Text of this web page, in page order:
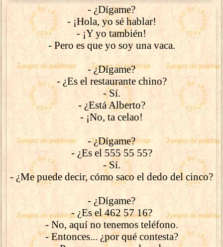
- ¿Dígame?
- ¡Hola, yo sé hablar!
- ¡Y yo también!
- Pero es que yo soy una vaca.
- ¿Dígame?
- ¿Es el restaurante chino?
- Sí.
- ¿Está Alberto?
- ¡No, ta celao!
- ¿Dígame?
- ¿Es el 555 55 55?
- Sí.
- ¿Me puede decir, cómo saco el dedo del cinco?
- ¿Dígame?
- ¿Es el 462 57 16?
- No, aquí no tenemos teléfono.
- Entonces... ¿por qué contesta?